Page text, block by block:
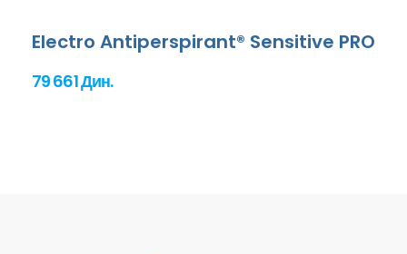
Electro Antiperspirant® Sensitive PRO
79 661 Дин.